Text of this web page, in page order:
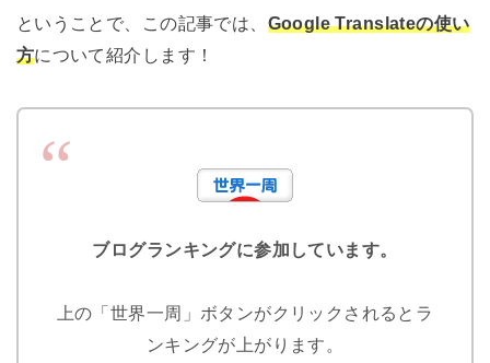
ということで、この記事では、 Google Translateの使い
方について紹介します！
ブログランキングに参加しています。
上の「世界一周」ボタンがクリックされるとラ
ンキングが上がります。